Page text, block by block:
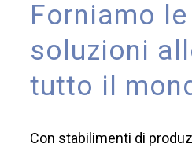
Forniamo
soluzioni
tutto il
Con stabilimenti di